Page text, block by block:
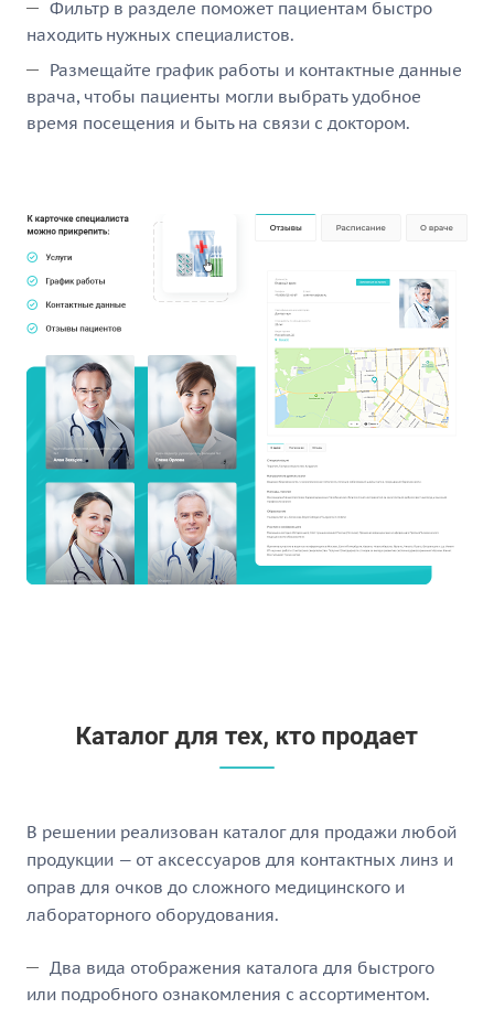
Фильтр в разделе поможет пациентам быстро
находить нужных специалистов.
Размещайте график работы и контактные данные
врача, чтобы пациенты могли выбрать удобное
время посещения и быть на связи с доктором.
В решении реализован каталог для продажи любой
продукции — от аксессуаров для контактных линз и
оправ для очков до сложного медицинского и
лабораторного оборудования.
Два вида отображения каталога для быстрого
или подробного ознакомления с ассортиментом.